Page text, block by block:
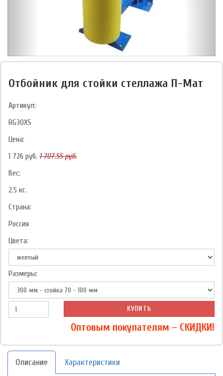
Отбойник для стойки стеллажа П-Мат
Артикул:
RG30XS
Цена:
1 726 руб. 1 707.55руб.
Вес:
2.5 кг.
Страна:
Россия
Цвета:
Размеры:
КУПИТЬ
Оптовым покупателям – СКИДКИ!
Описание Характеристики